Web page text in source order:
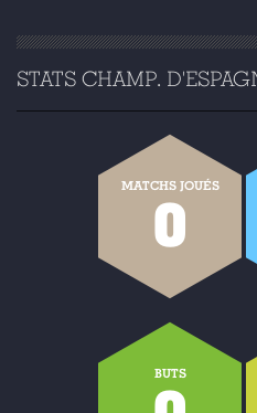
STATS CHAMP.
MATCHS JOUÉS
0
BUTS